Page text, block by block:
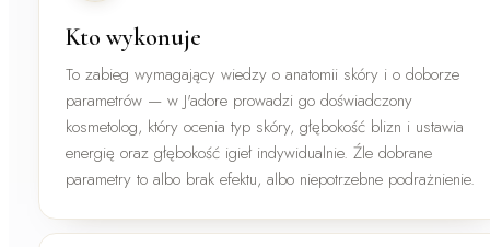
Kto wykonuje
To zabieg wymagający wiedzy o anatomii skóry i o doborze
parametrów — w J'adore prowadzi go doświadczony
kosmetolog, który ocenia typ skóry, głębokość blizn i ustawia
energię oraz głębokość igieł indywidualnie. Źle dobrane
parametry to albo brak efektu, albo niepotrzebne podrażnienie.